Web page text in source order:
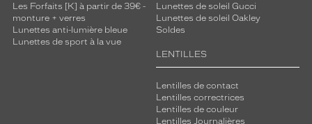
Les Forfaits [K] à partir de 39€ -
monture + verres
Lunettes anti-lumière bleue
Lunettes de sport à la vue
Lunettes de soleil Gucci
Lunettes de soleil Oakley
Soldes
LENTILLES
Lentilles de contact
Lentilles correctrices
Lentilles de couleur
Lentilles Journalières